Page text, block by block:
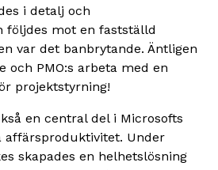
i detalj och
följdes mot en fastställd
var det banbrytande. Äntligen
och PMO:s arbeta med en
projektstyrning!
en central del i Microsofts
affärsproduktivitet. Under
skapades en helhetslösning